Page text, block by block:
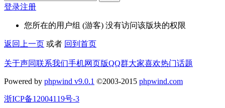
登录注册
您所在的用户组 (游客) 没有访问该版块的权限
返回上一页 或者 回到首页
关于声同联系我们手机网页版QQ群大家喜欢热门话题
Powered by phpwind v9.0.1 ©2003-2015 phpwind.com
浙ICP备12004119号-3